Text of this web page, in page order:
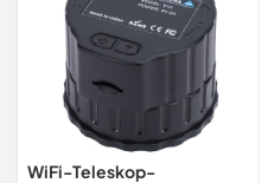
WiFi-Teleskop-